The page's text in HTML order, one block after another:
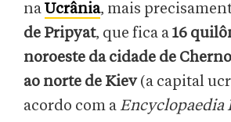
naUcrânia, mais
de Pripyat, que fica a16
noroeste da cidade de
ao norte de Kiev(a capital
acordo com aEncyclopaedia